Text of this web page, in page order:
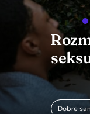
Dobre